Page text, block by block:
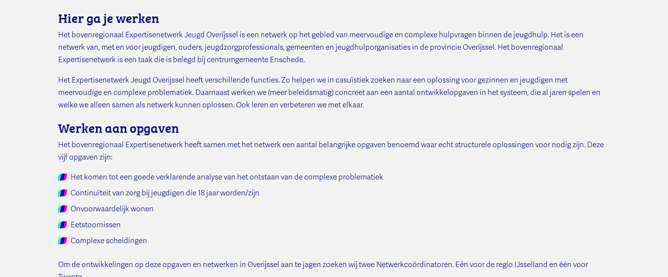
Hier ga je werken
Het bovenregionaal Expertisenetwerk Jeugd Overijssel is een netwerk op het gebied van meervoudige en complexe hulpvragen binnen de jeugdhulp. Het is een
netwerk van, met en voor jeugdigen, ouders, jeugdzorgprofessionals, gemeenten en jeugdhulporganisaties in de provincie Overijssel. Het bovenregionaal
Expertisenetwerk is een taak die is belegd bij centrumgemeente Enschede.
Het Expertisenetwerk Jeugd Overijssel heeft verschillende functies. Zo helpen we in casuïstiek zoeken naar een oplossing voor gezinnen en jeugdigen met
meervoudige en complexe problematiek. Daarnaast werken we (meer beleidsmatig) concreet aan een aantal ontwikkelopgaven in het systeem, die al jaren spelen en
welke we alleen samen als netwerk kunnen oplossen. Ook leren en verbeteren we met elkaar.
Werken aan opgaven
Het bovenregionaal Expertisenetwerk heeft samen met het netwerk een aantal belangrijke opgaven benoemd waar echt structurele oplossingen voor nodig zijn. Deze
vijf opgaven zijn:
Het komen tot een goede verklarende analyse van het ontstaan van de complexe problematiek
Continuïteit van zorg bij jeugdigen die 18 jaar worden/zijn
Onvoorwaardelijk wonen
Eetstoornissen
Complexe scheidingen
Om de ontwikkelingen op deze opgaven en netwerken in Overijssel aan te jagen zoeken wij twee Netwerkcoördinatoren. Eén voor de regio IJsselland en één voor